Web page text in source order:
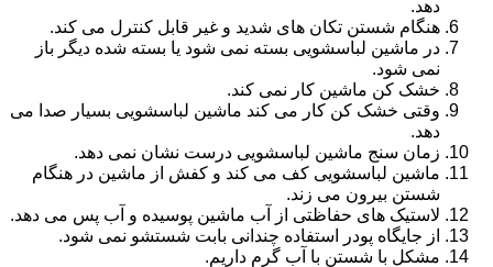
دهد.
هنگام شستن تکان های شدید و غیر قابل کنترل می کند.
در ماشین لباسشویی بسته نمی شود یا بسته شده دیگر باز
نمی شود.
خشک کن ماشین کار نمی کند.
وقتی خشک کن کار می کند ماشین لباسشویی بسیار صدا می
دهد.
زمان سنج ماشین لباسشویی درست نشان نمی دهد.
ماشین لباسشویی کف می کند و کفش از ماشین در هنگام
شستن بیرون می زند.
لاستیک های حفاظتی از آب ماشین پوسیده و آب پس می دهد.
از جایگاه پودر استفاده چندانی بابت شستشو نمی شود.
مشکل با شستن با آب گرم داریم.